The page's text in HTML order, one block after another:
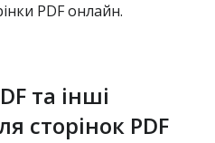
PDF онлайн.
та інші
сторінок PDF